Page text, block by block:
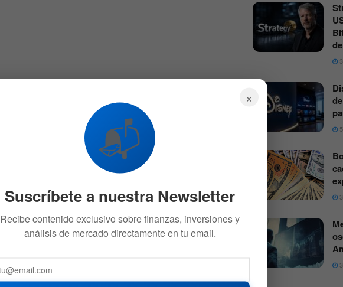
5
3
×
📬
Suscríbete a nuestra Newsletter
Recibe contenido exclusivo sobre finanzas, inversiones y
análisis de mercado directamente en tu email.